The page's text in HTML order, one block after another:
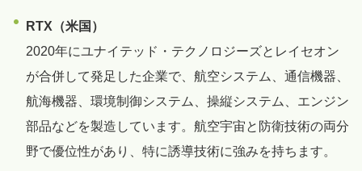
RTX（米国）
2020年にユナイテッド・テクノロジーズとレイセオン
が合併して発足した企業で、航空システム、通信機器、
航海機器、環境制御システム、操縦システム、エンジン
部品などを製造しています。航空宇宙と防衛技術の両分
野で優位性があり、特に誘導技術に強みを持ちます。